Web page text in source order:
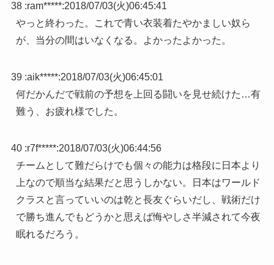
38 :ram*****:2018/07/03(火)06:45:41
やっと終わった。これで青い衣装着たやかましい奴ら
が、当分の間はいなくなる。よかったよかった。
39 :aik*****:2018/07/03(火)06:45:01
何だかんだで戦前の予想を上回る闘いを見せ続けた…有
難う、お疲れ様でした。
40 :r7f*****:2018/07/03(火)06:44:56
チームとして難だらけでも個々の能力は格段に日本より
上なので順当な結果だと思うしかない。日本はワールド
クラスと言っていいのは乾と長友ぐらいだし、戦術だけ
で勝ち進んでもどうかと思えば悔やしさ半減されて今夜
眠れるだろう。